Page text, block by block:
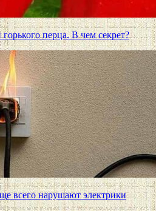
перца. В чем секрет?
всего нарушают электрики